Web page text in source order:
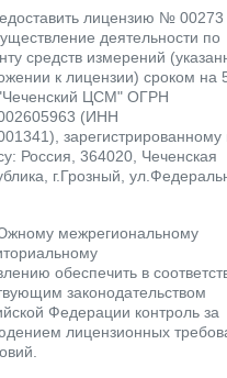
лицензию №
деятельности по
средств измерений
к лицензии) сроком на
ЦСМ" ОГРН
(ИНН
зарегистрированному
Россия, 364020, Чеченская
г.Грозный,
межрегиональному
обеспечить в
законодательством
Федерации контроль за
лицензионных